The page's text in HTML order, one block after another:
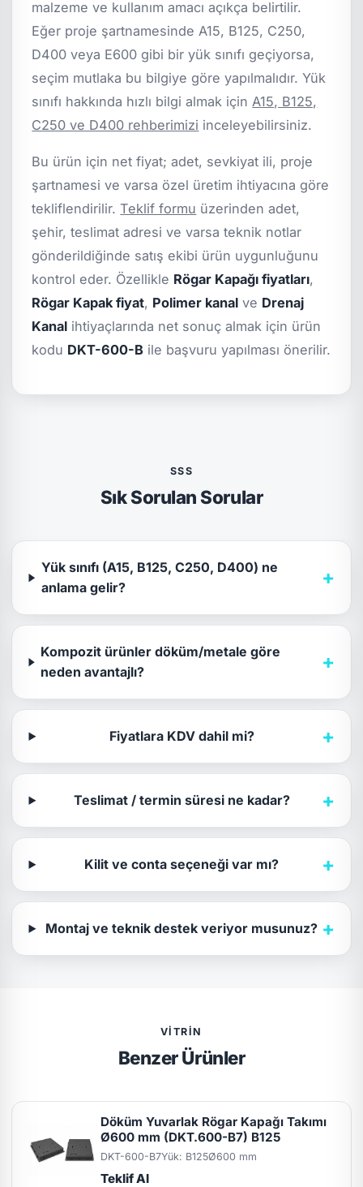
malzeme ve kullanım amacı açıkça belirtilir.
Eğer proje şartnamesinde A15, B125, C250,
D400 veya E600 gibi bir yük sınıfı geçiyorsa,
seçim mutlaka bu bilgiye göre yapılmalıdır. Yük
sınıfı hakkında hızlı bilgi almak içinA15, B125,
C250 ve D400 rehberimizi inceleyebilirsiniz.
Bu ürün için net fiyat; adet, sevkiyat ili, proje
şartnamesi ve varsa özel üretim ihtiyacına göre
tekliflendirilir.Teklif formu üzerinden adet,
şehir, teslimat adresi ve varsa teknik notlar
gönderildiğinde satış ekibi ürün uygunluğunu
kontrol eder. Özellikle Rögar Kapağı fiyatları,
Rögar Kapak fiyat, Polimer kanal ve Drenaj
Kanal ihtiyaçlarında net sonuç almak için ürün
kodu DKT-600-B ile başvuru yapılması önerilir.
SSS
Sık Sorulan Sorular
Yük sınıfı (A15, B125, C250, D400) ne
anlama gelir?
+
Kompozit ürünler döküm/metale göre
neden avantajlı?
+
Fiyatlara KDV dahil mi? +
Teslimat / termin süresi ne kadar? +
Kilit ve conta seçeneği var mı? +
Montaj ve teknik destek veriyor musunuz? +
VITRIN
Benzer Ürünler
Döküm Yuvarlak Rögar Kapağı Takımı
Ø600 mm (DKT.600-B7) B125
DKT-600-B7Yük: B125Ø600 mm
Teklif Al